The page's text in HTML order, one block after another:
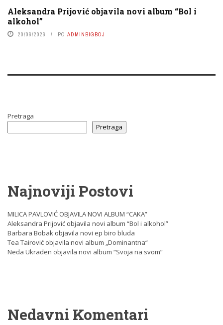
Aleksandra Prijović objavila novi album “Bol i
alkohol”
20/06/2026 PO ADMINBIGBOJ
Pretraga
Pretraga
Najnoviji Postovi
MILICA PAVLOVIĆ OBJAVILA NOVI ALBUM “CAKA”
Aleksandra Prijović objavila novi album “Bol i alkohol”
Barbara Bobak objavila novi ep biro bluda
Tea Tairović objavila novi album „Dominantna“
Neda Ukraden objavila novi album “Svoja na svom”
Nedavni Komentari